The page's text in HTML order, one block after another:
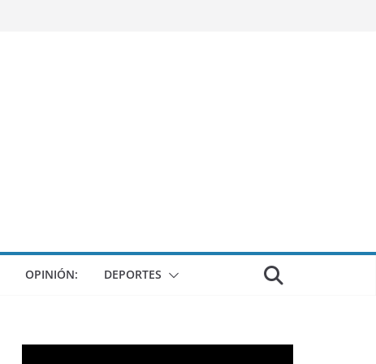
OPINIÓN: DEPORTES